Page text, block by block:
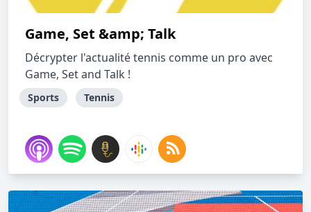
Game, Set &amp; Talk
Décrypter l'actualité tennis comme un pro avec
Game, Set and Talk !
Sports Tennis